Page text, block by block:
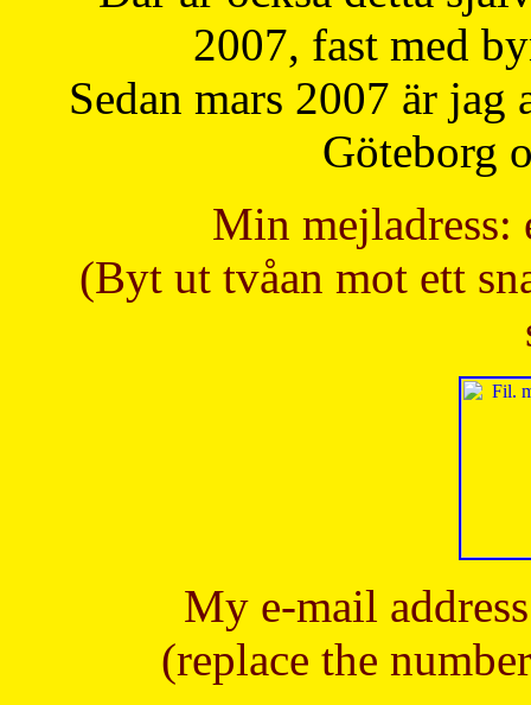
2007, fast med
Sedan mars 2007 är
Göteborg
Min mejladress:
(Byt ut tvåan mot ett
My e-mail
(replace the